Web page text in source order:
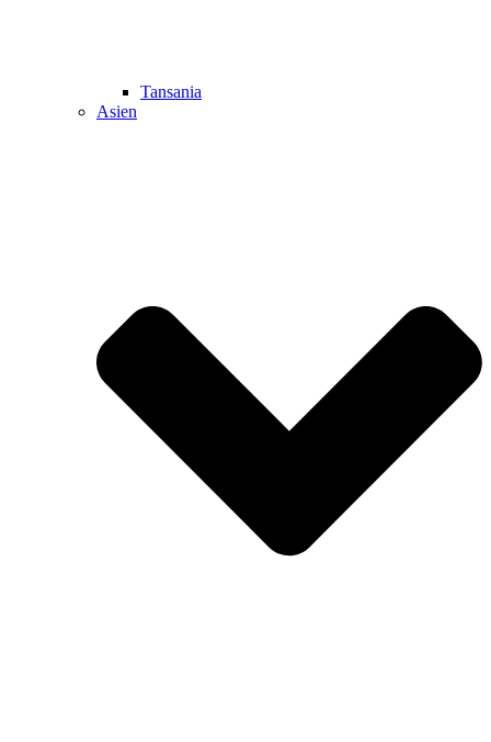
Tansania
Asien